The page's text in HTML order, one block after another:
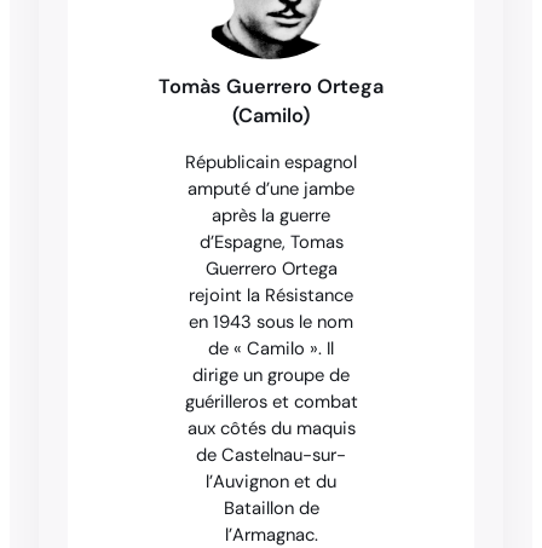
Tomàs Guerrero Ortega
(Camilo)
Républicain espagnol
amputé d’une jambe
après la guerre
d’Espagne, Tomas
Guerrero Ortega
rejoint la Résistance
en 1943 sous le nom
de « Camilo ». Il
dirige un groupe de
guérilleros et combat
aux côtés du maquis
de Castelnau-sur-
l’Auvignon et du
Bataillon de
l’Armagnac.